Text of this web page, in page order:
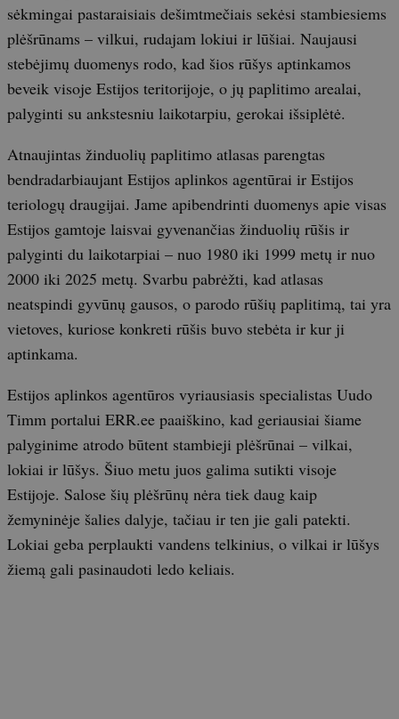
sėkmingai pastaraisiais dešimtmečiais sekėsi stambiesiems
plėšrūnams – vilkui, rudajam lokiui ir lūšiai. Naujausi
stebėjimų duomenys rodo, kad šios rūšys aptinkamos
beveik visoje Estijos teritorijoje, o jų paplitimo arealai,
palyginti su ankstesniu laikotarpiu, gerokai išsiplėtė.
Atnaujintas žinduolių paplitimo atlasas parengtas
bendradarbiaujant Estijos aplinkos agentūrai ir Estijos
teriologų draugijai. Jame apibendrinti duomenys apie visas
Estijos gamtoje laisvai gyvenančias žinduolių rūšis ir
palyginti du laikotarpiai – nuo 1980 iki 1999 metų ir nuo
2000 iki 2025 metų. Svarbu pabrėžti, kad atlasas
neatspindi gyvūnų gausos, o parodo rūšių paplitimą, tai yra
vietoves, kuriose konkreti rūšis buvo stebėta ir kur ji
aptinkama.
Estijos aplinkos agentūros vyriausiasis specialistas Uudo
Timm portalui ERR.ee paaiškino, kad geriausiai šiame
palyginime atrodo būtent stambieji plėšrūnai – vilkai,
lokiai ir lūšys. Šiuo metu juos galima sutikti visoje
Estijoje. Salose šių plėšrūnų nėra tiek daug kaip
žemyninėje šalies dalyje, tačiau ir ten jie gali patekti.
Lokiai geba perplaukti vandens telkinius, o vilkai ir lūšys
žiemą gali pasinaudoti ledo keliais.